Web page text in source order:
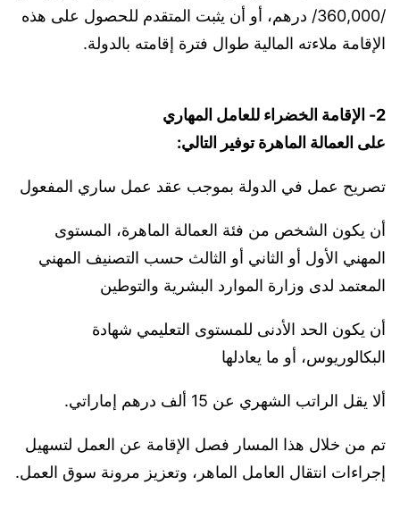
/360,000/ درهم، أو أن يثبت المتقدم للحصول على هذه
الإقامة ملاءته المالية طوال فترة إقامته بالدولة.
2- الإقامة الخضراء للعامل المهاري
على العمالة الماهرة توفير التالي:
تصريح عمل في الدولة بموجب عقد عمل ساري المفعول
أن يكون الشخص من فئة العمالة الماهرة، المستوى
المهني الأول أو الثاني أو الثالث حسب التصنيف المهني
المعتمد لدى وزارة الموارد البشرية والتوطين
أن يكون الحد الأدنى للمستوى التعليمي شهادة
البكالوريوس، أو ما يعادلها
ألا يقل الراتب الشهري عن 15 ألف درهم إماراتي.
تم من خلال هذا المسار فصل الإقامة عن العمل لتسهيل
إجراءات انتقال العامل الماهر، وتعزيز مرونة سوق العمل.